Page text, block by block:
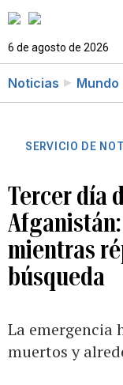
6 de agosto de 2026
Noticias Mundo
SERVICIO DE
Tercer día
mientras
búsqueda
La emergencia
muertos y